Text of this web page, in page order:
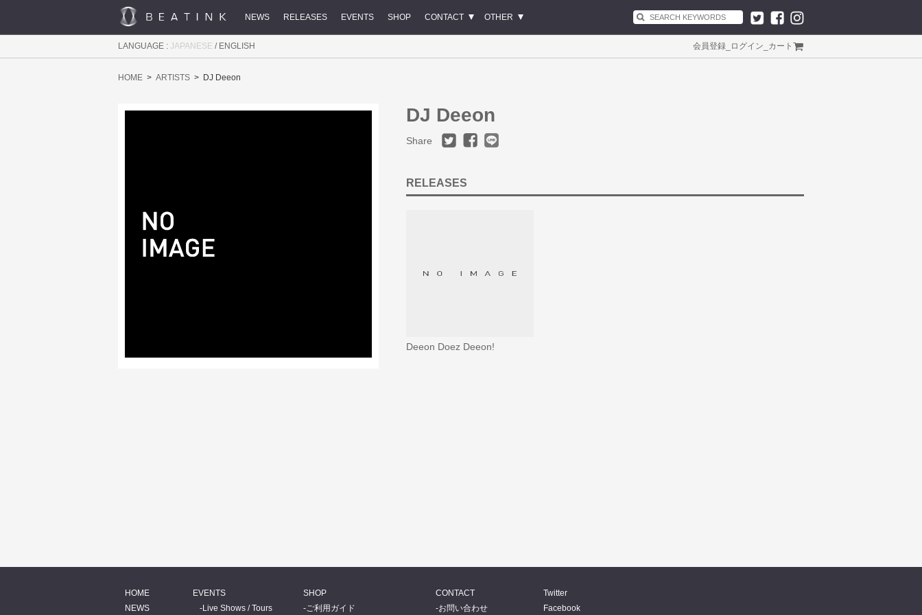
NEWS RELEASES EVENTS SHOP CONTACT OTHER
LANGUAGE : JAPANESE / ENGLISH 会員登録 ログイン カート
HOME ARTISTS DJ Deeon
DJ Deeon
Share
RELEASES
Deeon Doez Deeon!
HOME
NEWS
EVENTS
Live Shows / Tours
SHOP
ご利用ガイド
CONTACT
お問い合わせ
Twitter
Facebook